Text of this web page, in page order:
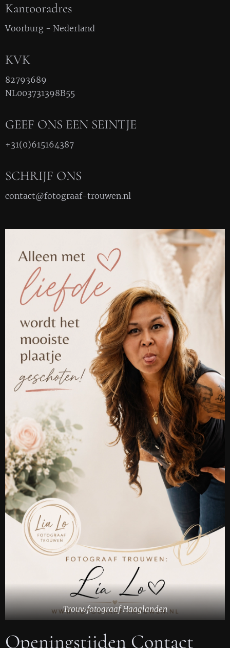
Kantooradres
Voorburg - Nederland
KVK
82793689
NL003731398B55
GEEF ONS EEN SEINTJE
+31(0)615164387
SCHRIJF ONS
contact@fotograaf-trouwen.nl
Trouwfotograaf Haaglanden
Openingstijden Contact